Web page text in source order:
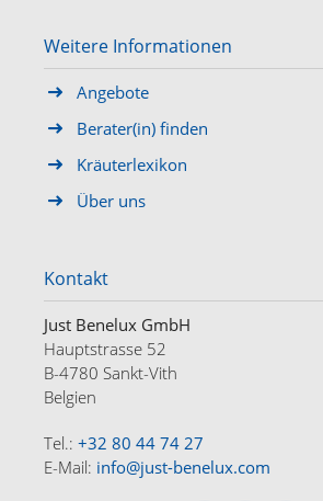
Weitere Informationen
Angebote
Berater(in) finden
Kräuterlexikon
Über uns
Kontakt
Just Benelux GmbH
Hauptstrasse 52
B-4780 Sankt-Vith
Belgien
Tel.: +32 80 44 74 27
E-Mail: info@just-benelux.com